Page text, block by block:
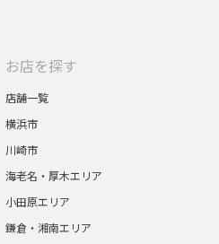
お店を探す
店舗一覧
横浜市
川崎市
海老名・厚木エリア
小田原エリア
鎌倉・湘南エリア